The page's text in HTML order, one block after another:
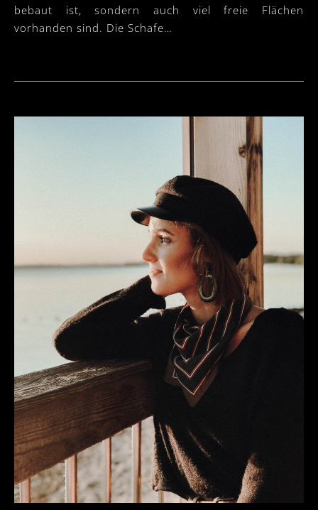
bebaut ist, sondern auch viel freie Flächen
vorhanden sind. Die Schafe…